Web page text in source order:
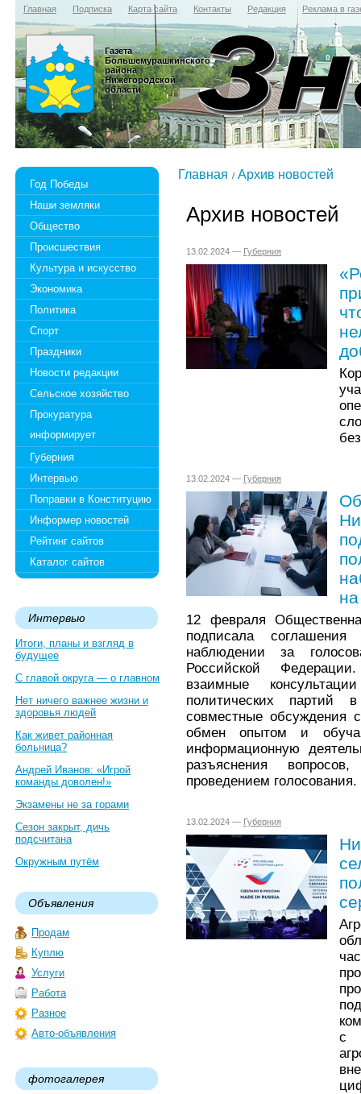
Главная Подписка Карта сайта Контакты Редакция Реклама в
Газета
Большемурашкинского
района
Нижегородской
области
Год Победы
Наши земляки
Общество
Происшествия
Культура и искусство
Экономика
Политика
Спорт
Праздники
Новости редакции
Сельское хозяйство
Прокуратура
информирует
Губерния
Интервью
Поправки в Конституцию
Информер новостей
Рейтинг сайтов
Каталог сайтов
Интервью
Итоги, планы и взгляд в
будущее
С главой округа — о главном
Нет ничего важнее жизни и
здоровья людей
Как живет районная
больница?
Андрей Иванов: «Игрой
команды доволен!»
Экзамены не за горами
Сезон закрыт, дичь
подсчитана
Окружным путём
Объявления
Продам
Куплю
Услуги
Работа
Разное
Авто-объявления
фотогалерея
Главная Архив новостей
Архив новостей
13.02.2024 — Губерния
13.02.2024 — Губерния
12 февраля
подписала
наблюдении за
Российской
взаимные
политических партий
совместные обсуждения
обмен опытом и
информационную
разъяснения
проведением голосования.
13.02.2024 — Губерния
с